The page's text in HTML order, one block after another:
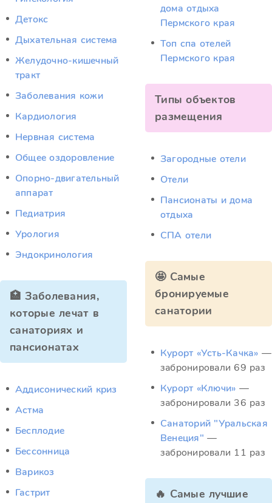
Детокс
Дыхательная система
Желудочно-кишечный
тракт
Заболевания кожи
Кардиология
Нервная система
Общее оздоровление
Опорно-двигательный
аппарат
Педиатрия
Урология
Эндокринология
🏥 Заболевания,
которые лечат в
санаториях и
пансионатах
Аддисонический криз
Астма
Бесплодие
Бессонница
Варикоз
Гастрит
дома отдыха
Пермского края
Топ спа отелей
Пермского края
Типы объектов
размещения
Загородные отели
Отели
Пансионаты и дома
отдыха
СПА отели
🤩 Самые
бронируемые
санатории
Курорт «Усть-Качка» —
забронировали 69 раз
Курорт «Ключи» —
забронировали 36 раз
Санаторий "Уральская
Венеция" —
забронировали 11 раз
🔥 Самые лучшие